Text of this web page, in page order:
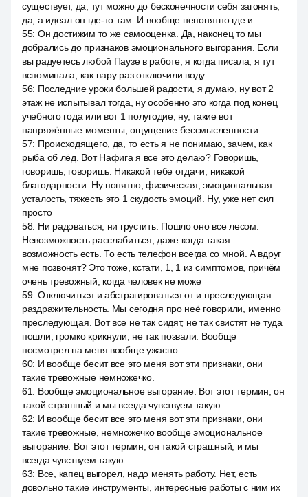
существует, да, тут можно до бесконечности себя загонять,
да, а идеал он где-то там. И вообще непонятно где и
55: Он достижим то же самооценка. Да, наконец то мы
добрались до признаков эмоционального выгорания. Если
вы радуетесь любой Паузе в работе, я когда писала, я тут
вспоминала, как пару раз отключили воду.
56: Последние уроки большей радости, я думаю, ну вот 2
этаж не испытывал тогда, ну особенно это когда под конец
учебного года или вот 1 полугодие, ну, такие вот
напряжённые моменты, ощущение бессмысленности.
57: Происходящего, да, то есть я не понимаю, зачем, как
рыба об лёд. Вот Нафига я все это делаю? Говоришь,
говоришь, говоришь. Никакой тебе отдачи, никакой
благодарности. Ну понятно, физическая, эмоциональная
усталость, тяжесть это 1 скудость эмоций. Ну, уже нет сил
просто
58: Ни радоваться, ни грустить. Пошло оно все лесом.
Невозможность расслабиться, даже когда такая
возможность есть. То есть телефон всегда со мной. А вдруг
мне позвонят? Это тоже, кстати, 1, 1 из симптомов, причём
очень тревожный, когда человек не може
59: Отключиться и абстрагироваться от и преследующая
раздражительность. Мы сегодня про неё говорили, именно
преследующая. Вот все не так сидят, не так свистят не туда
пошли, громко крикнули, не так позвали. Вообще
посмотрел на меня вообще ужасно.
60: И вообще бесит все это меня вот эти признаки, они
такие тревожные немножечко.
61: Вообще эмоциональное выгорание. Вот этот термин, он
такой страшный и мы всегда чувствуем такую
62: И вообще бесит все это меня вот эти признаки, они
такие тревожные, немножечко вообще эмоциональное
выгорание. Вот этот термин, он такой страшный, и мы
всегда чувствуем такую
63: Все, капец выгорел, надо менять работу. Нет, есть
довольно такие инструменты, интересные работы с ним их